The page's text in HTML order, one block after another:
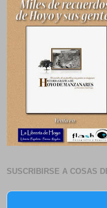
SUSCRIBIRSE A COSAS